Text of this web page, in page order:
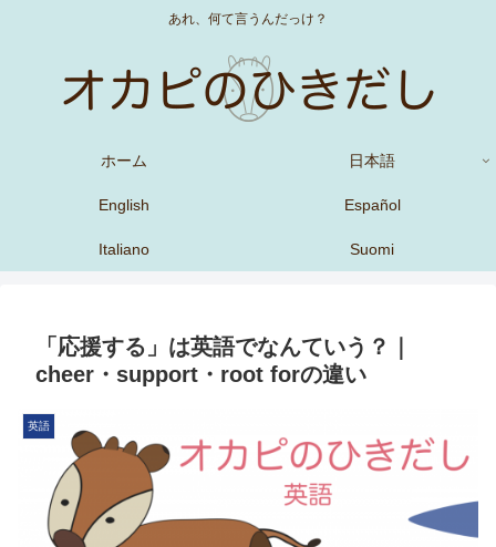
あれ、何て言うんだっけ？
ホーム 日本語
English Español
Italiano Suomi
「応援する」は英語でなんていう？｜
cheer・support・root forの違い
英語